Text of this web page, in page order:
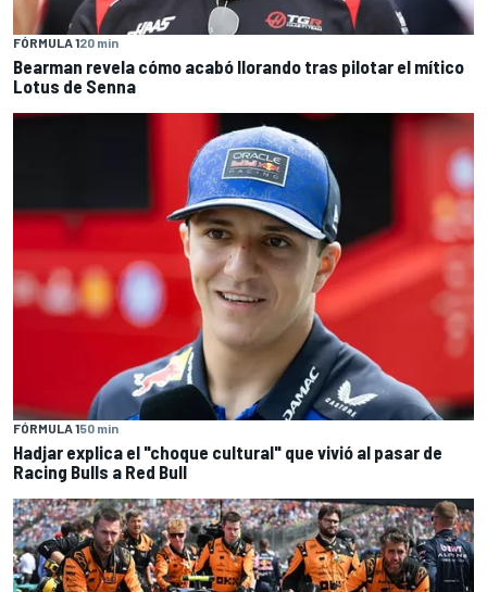
FÓRMULA 120 min
Bearman revela cómo acabó llorando tras pilotar el mítico
Lotus de Senna
FÓRMULA 150 min
Hadjar explica el "choque cultural" que vivió al pasar de
Racing Bulls a Red Bull